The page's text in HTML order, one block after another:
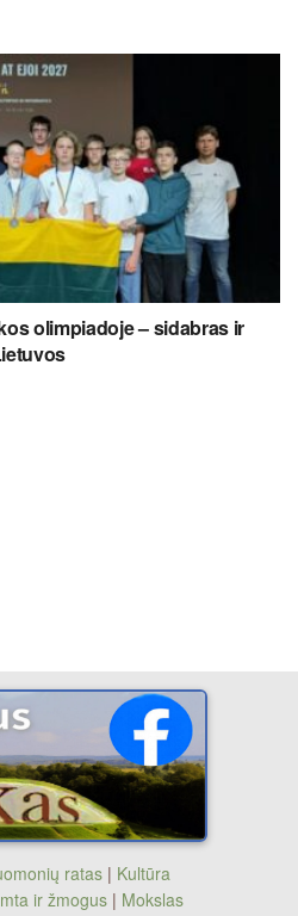
olimpiadoje – sidabras ir
ratas| Kultūra
ir žmogus | Mokslas